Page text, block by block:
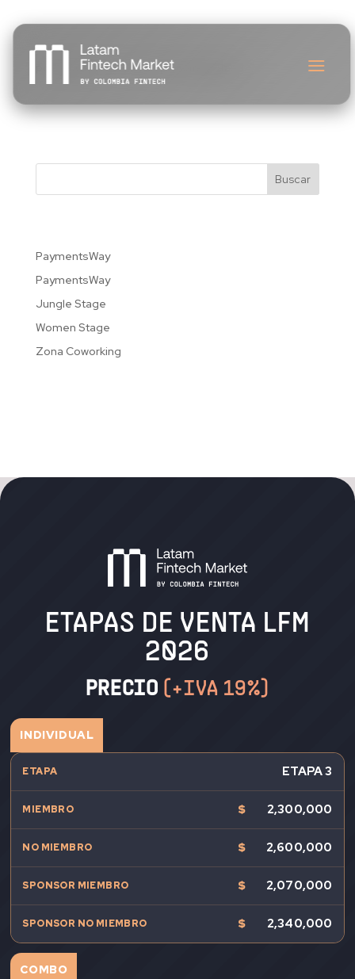
Latam Fintech Market APP
535oi|Dic 22, 2025|Uncategorized
Agende reuniones, acceda a la agenda en tiempo
real y reciba notificaciones personalizadas.
Buscar
PaymentsWay
PaymentsWay
Jungle Stage
Women Stage
Zona Coworking
ETAPAS DE VENTA LFM
2026
PRECIO (+IVA 19%)
INDIVIDUAL
ETAPA 3
$ 2,300,000
$ 2,600,000
$ 2,070,000
$ 2,340,000
COMBO